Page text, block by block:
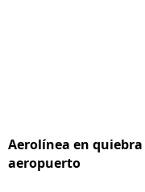
Aerolínea en
aeropuerto